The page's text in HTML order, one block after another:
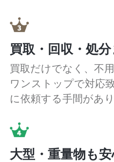
買取・回収・処
買取だけでなく、不
ワンストップで対応
に依頼する手間があ
大型・重量物も